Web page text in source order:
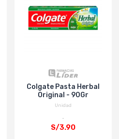
Colgate Pasta Herbal
Original - 90Gr
Unidad
S/3.90